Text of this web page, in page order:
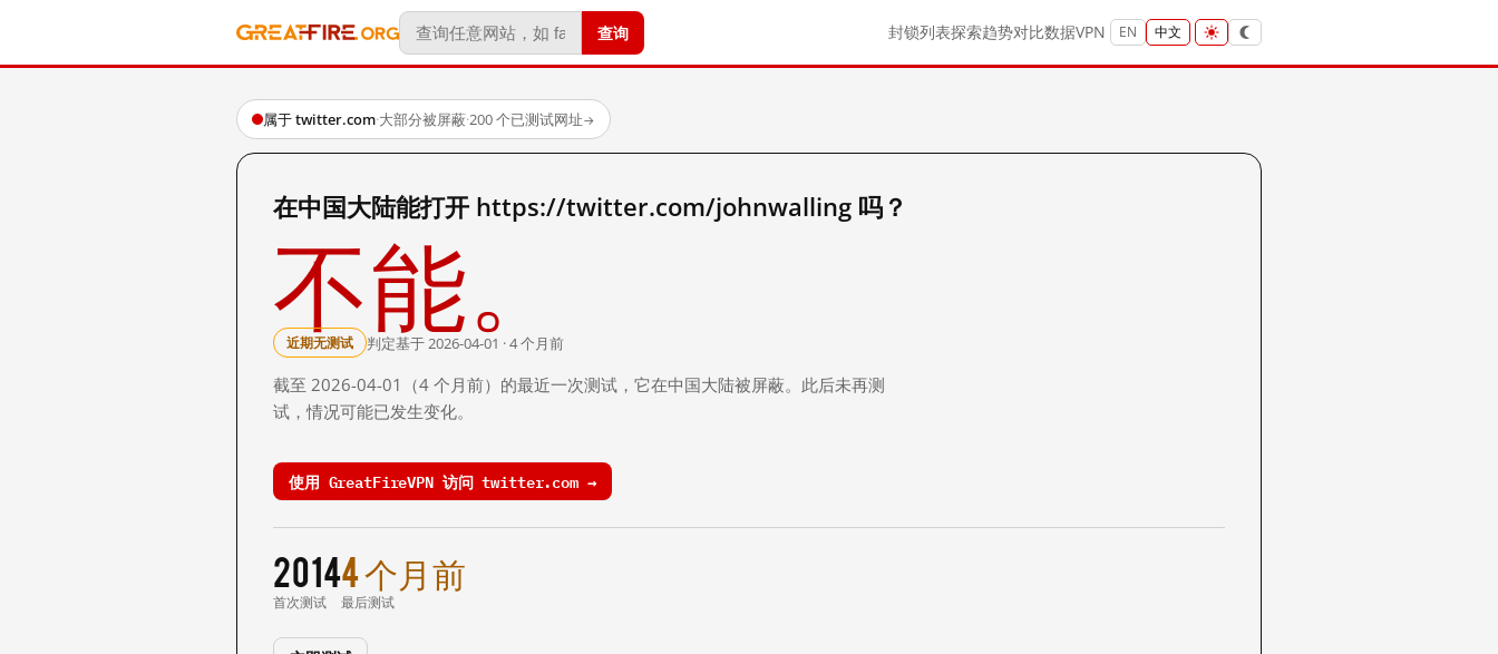
查询 封锁列表探索趋势对比数据VPN EN 中文
属于 twitter.com·大部分被屏蔽·200 个已测试网址→
在中国大陆能打开 https://twitter.com/johnwalling 吗？
不能。
近期无测试 判定基于 2026-04-01 · 4 个月前
截至 2026-04-01（4 个月前）的最近一次测试，它在中国大陆被屏蔽。此后未再测
试，情况可能已发生变化。
使用 GreatFireVPN 访问 twitter.com →
2014
首次测试
4 个月前
最后测试